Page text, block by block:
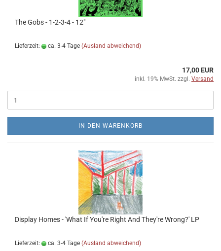
The Gobs - 1​-​2​-​3​-​4 - 12"
Lieferzeit: ca. 3-4 Tage (Ausland abweichend)
17,00 EUR
inkl. 19% MwSt. zzgl. Versand
IN DEN WARENKORB
Display Homes - 'What If You're Right And They're Wrong​?​' LP
Lieferzeit: ca. 3-4 Tage (Ausland abweichend)